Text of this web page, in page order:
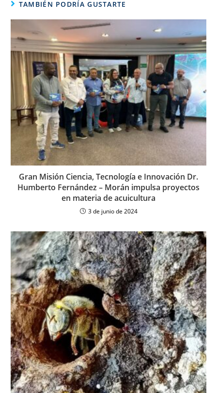
TAMBIÉN PODRÍA GUSTARTE
Gran Misión Ciencia, Tecnología e Innovación Dr.
Humberto Fernández – Morán impulsa proyectos
en materia de acuicultura
3 de junio de 2024